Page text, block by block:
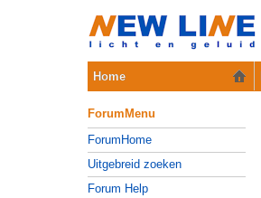
Home
ForumMenu
ForumHome
Uitgebreid zoeken
Forum Help